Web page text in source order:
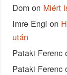
Dom on Miért
Imre Engi on
után
Pataki Ferenc
Pataki Ferenc